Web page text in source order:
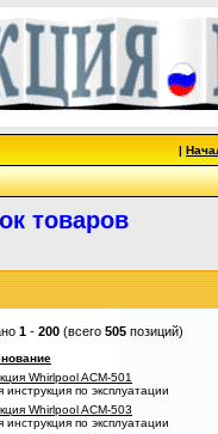
|
товаров
1 - 200 (всего 505 позиций)
Whirlpool ACM-501
инструкция по эксплуатации
Whirlpool ACM-503
инструкция по эксплуатации